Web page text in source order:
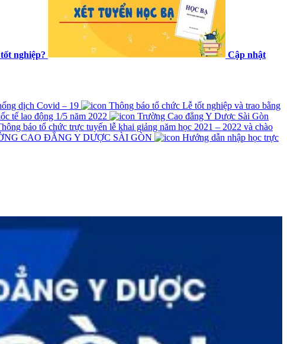
nghiệp?
Cập nhật
dịch Covid – 19
Thông báo tổ chức Lễ tốt nghiệp và trao bằng
tế lao động 1/5 năm 2022
Trường Cao đẳng Y Dược Sài Gòn
báo tổ chức trực tuyến lễ khai giảng năm học 2021 – 2022 và chào
CAO ĐẲNG Y DƯỢC SÀI GÒN
Hướng dẫn nhập học trực